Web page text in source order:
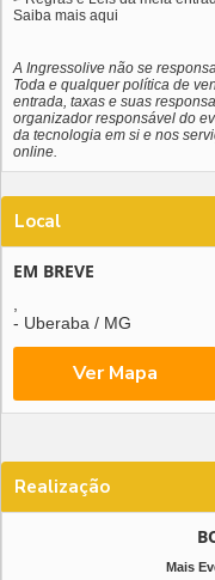
Saiba mais aqui
A Ingressolive não se
Toda e qualquer política de
entrada, taxas e suas
organizador responsável do
da tecnologia em si e nos
online.
Local
EM BREVE
- Uberaba / MG
Realização
Mais